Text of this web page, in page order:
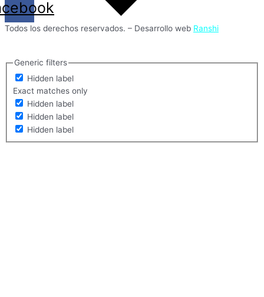
Generic filters
Hidden label
Exact matches only
Hidden label
Hidden label
Hidden label
Todos los derechos reservados. – Desarrollo web Ranshi